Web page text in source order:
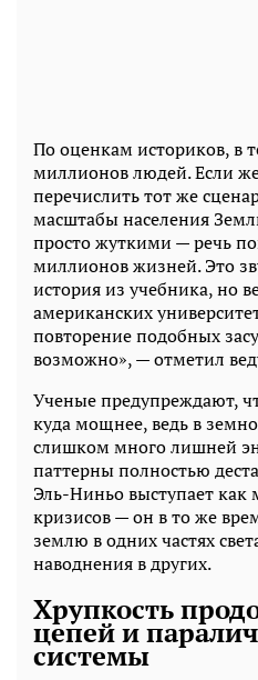
По оценкам историков, в
миллионов людей. Если
перечислить тот же
масштабы населения
просто жуткими — речь
миллионов жизней. Это
история из учебника, но
американских
повторение подобных
возможно», — отметил
Ученые предупреждают,
куда мощнее, ведь в
слишком много лишней
паттерны полностью
Эль-Ниньо выступает как
кризисов — он в то же
землю в одних частях
наводнения в других.
Хрупкость
цепей и
системы